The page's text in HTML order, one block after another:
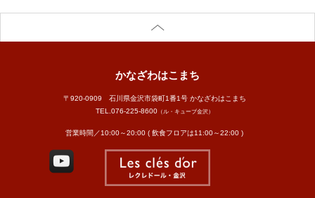
かなざわはこまち
〒920-0909 石川県金沢市袋町1番1号 かなざわはこまち
TEL.076-225-8600（ル・キューブ金沢）
営業時間／10:00～20:00 ( 飲食フロアは11:00～22:00 )